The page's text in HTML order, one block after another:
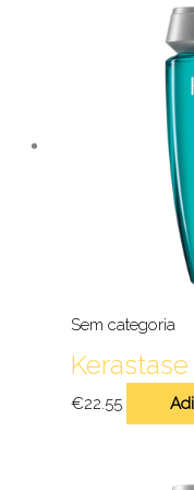
Sem categoria
€22.55